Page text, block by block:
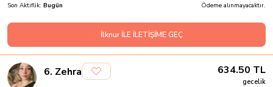
Son Aktiflik: Bugün Ödeme alınmayacaktır.
İlknur İLE İLETİŞİME GEÇ
6. Zehra 634.50 TL
gecelik